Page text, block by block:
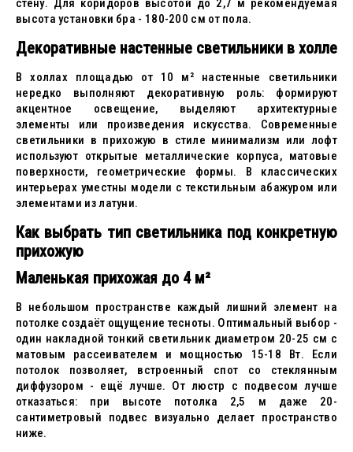
стену. Для коридоров высотой до 2,7 м рекомендуемая
высота установки бра - 180-200 см от пола.
Декоративные настенные светильники в холле
В холлах площадью от 10 м² настенные светильники
нередко выполняют декоративную роль: формируют
акцентное освещение, выделяют архитектурные
элементы или произведения искусства. Современные
светильники в прихожую в стиле минимализм или лофт
используют открытые металлические корпуса, матовые
поверхности, геометрические формы. В классических
интерьерах уместны модели с текстильным абажуром или
элементами из латуни.
Как выбрать тип светильника под конкретную
прихожую
Маленькая прихожая до 4 м²
В небольшом пространстве каждый лишний элемент на
потолке создаёт ощущение тесноты. Оптимальный выбор -
один накладной тонкий светильник диаметром 20-25 см с
матовым рассеивателем и мощностью 15-18 Вт. Если
потолок позволяет, встроенный спот со стеклянным
диффузором - ещё лучше. От люстр с подвесом лучше
отказаться: при высоте потолка 2,5 м даже 20-
сантиметровый подвес визуально делает пространство
ниже.